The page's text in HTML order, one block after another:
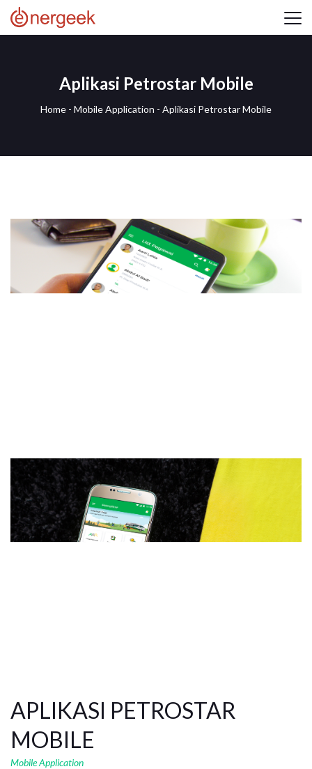
Aplikasi Petrostar Mobile
Home - Mobile Application - Aplikasi Petrostar Mobile
APLIKASI PETROSTAR
MOBILE
Mobile Application